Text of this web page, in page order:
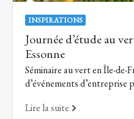
INSPIRATIONS
Journée d’étude au
Essonne
Séminaire au vert en Île-de-
d’événements d’entreprise
Lire la suite